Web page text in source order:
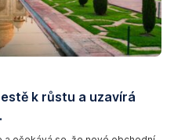
k růstu a uzavírá